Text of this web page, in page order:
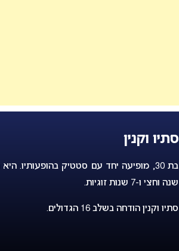
סתיו וקנין
בת 30, מופיעה יחד עם סטטיק
שנה וחצי ו-7 שנות זוגיות.
סתיו וקנין הודחה בשלב 16 הגדולים.